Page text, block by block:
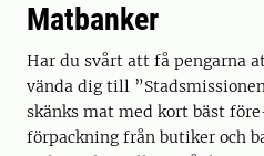
Matbanker
Har du svårt att få pengarna
vända dig till
skänks mat med kort bäst
förpackning från butiker och